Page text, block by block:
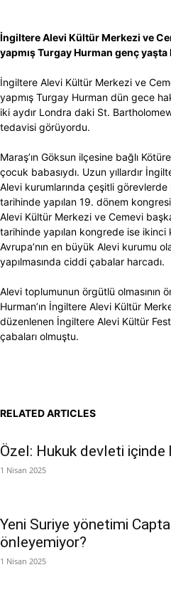
İngiltere Alevi Kültür Merkezi ve
yapmış Turgay Hurman genç
İngiltere Alevi Kültür Merkezi ve
yapmış Turgay Hurman dün gece
iki aydır Londra daki St.
tedavisi görüyordu.
Maraş’ın Göksun ilçesine bağlı
çocuk babasıydı. Uzun yıllardır
Alevi kurumlarında çeşitli
tarihinde yapılan 19. dönem
Alevi Kültür Merkezi ve Cemevi
tarihinde yapılan kongrede ise ikinci
Avrupa’nın en büyük Alevi kurumu
yapılmasında ciddi çabalar harcadı.
Alevi toplumunun örgütlü olmasının
Hurman’ın İngiltere Alevi Kültür
düzenlenen İngiltere Alevi Kültür
çabaları olmuştu.
RELATED ARTICLES
Özel: Hukuk devleti
1 Nisan 2025
Yeni Suriye yönetimi
önleyemiyor?
1 Nisan 2025